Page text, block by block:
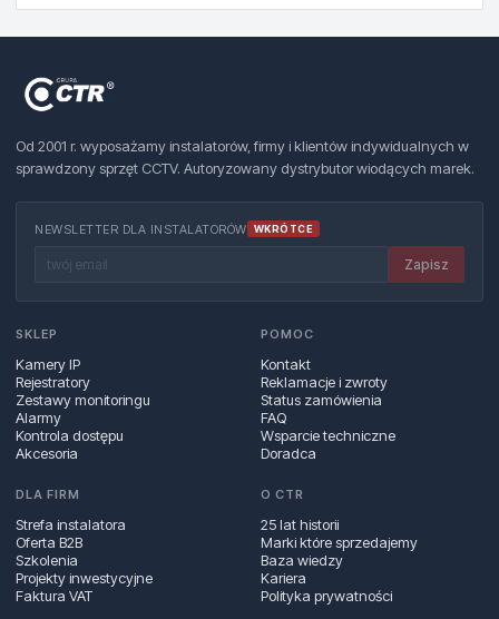
Od 2001 r. wyposażamy instalatorów, firmy i klientów indywidualnych w
sprawdzony sprzęt CCTV. Autoryzowany dystrybutor wiodących marek.
NEWSLETTER DLA INSTALATORÓW WKRÓTCE
Zapisz
SKLEP
Kamery IP
Rejestratory
Zestawy monitoringu
Alarmy
Kontrola dostępu
Akcesoria
POMOC
Kontakt
Reklamacje i zwroty
Status zamówienia
FAQ
Wsparcie techniczne
Doradca
DLA FIRM
Strefa instalatora
Oferta B2B
Szkolenia
Projekty inwestycyjne
Faktura VAT
O CTR
25 lat historii
Marki które sprzedajemy
Baza wiedzy
Kariera
Polityka prywatności